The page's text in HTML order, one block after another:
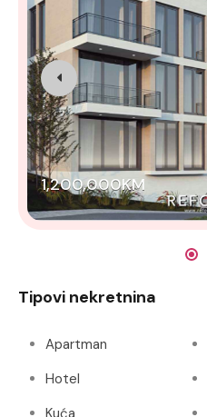
1,200,000KM
Tipovi nekretnina
Apartman
Hotel
Kuća